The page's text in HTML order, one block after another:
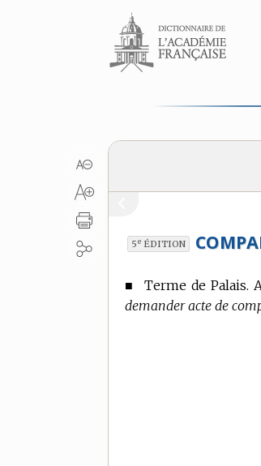
Aller au contenu
5e ÉDITION
■Terme de Palais.
demander acte de